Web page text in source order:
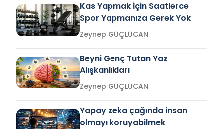
Kas Yapmak İçin Saatlerce
Spor Yapmanıza Gerek Yok
Zeynep GÜÇLÜCAN
Beyni Genç Tutan Yaz
Alışkanlıkları
Zeynep GÜÇLÜCAN
Yapay zeka çağında insan
olmayı koruyabilmek